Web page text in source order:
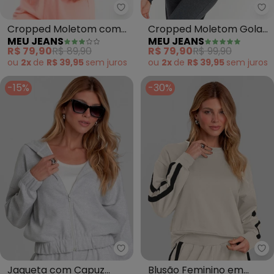
Meu Jeans - Cropped
Cropped Moletom com
Capuz (Blush)
MEU JEANS
R$ 79,90R$ 89,90
ou 2x de R$ 39,95 sem juros
Cropped Moletom Gola
Alta (Mescla Escuro)
MEU JEANS
R$ 79,90R$ 99,90
ou 2x de R$ 39,95 sem juros
-15%
Dianna - Jaqueta com Capuz
Jaqueta com Capuz
-30%
Blusão Feminino em